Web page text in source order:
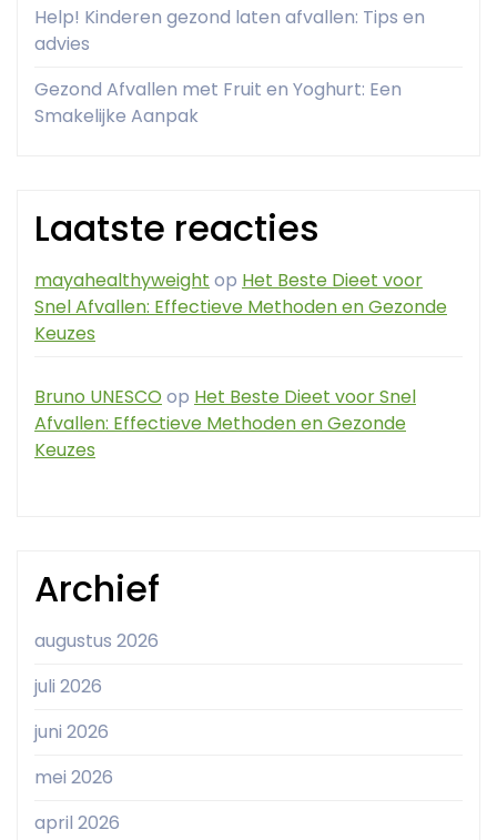
Help! Kinderen gezond laten afvallen: Tips en
advies
Gezond Afvallen met Fruit en Yoghurt: Een
Smakelijke Aanpak
Laatste reacties
mayahealthyweight op Het Beste Dieet voor
Snel Afvallen: Effectieve Methoden en Gezonde
Keuzes
Bruno UNESCO op Het Beste Dieet voor Snel
Afvallen: Effectieve Methoden en Gezonde
Keuzes
Archief
augustus 2026
juli 2026
juni 2026
mei 2026
april 2026